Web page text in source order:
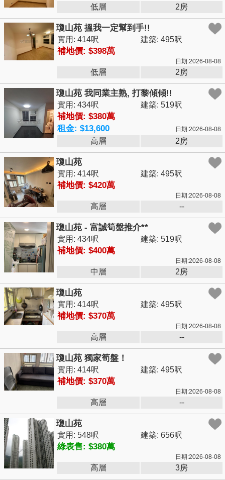
低層 2房
瓊山苑 搵我一定幫到手!!
實用: 414呎 建築: 495呎
補地價: $398萬
日期:2026-08-08
低層 2房
瓊山苑 我同業主熟, 打黎傾傾!!
實用: 434呎 建築: 519呎
補地價: $380萬
租金: $13,600
日期:2026-08-08
高層 2房
瓊山苑
實用: 414呎 建築: 495呎
補地價: $420萬
日期:2026-08-08
高層 --
瓊山苑 - 富誠筍盤推介**
實用: 434呎 建築: 519呎
補地價: $400萬
日期:2026-08-08
中層 2房
瓊山苑
實用: 414呎 建築: 495呎
補地價: $370萬
日期:2026-08-08
高層 --
瓊山苑 獨家筍盤！
實用: 414呎 建築: 495呎
補地價: $370萬
日期:2026-08-08
高層 --
瓊山苑
實用: 548呎 建築: 656呎
綠表售: $380萬
日期:2026-08-08
高層 3房